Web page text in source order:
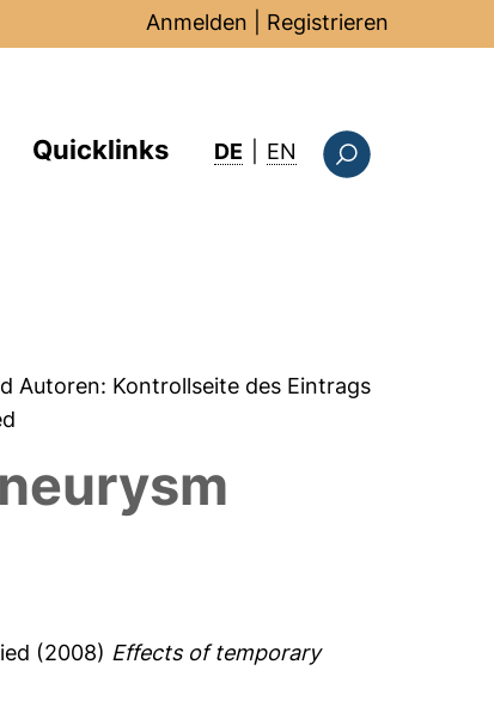
Anmelden Registrieren
Quicklinks DE EN : this page in
Autoren: Kontrollseite des Eintrags
(2008) Effects of temporary